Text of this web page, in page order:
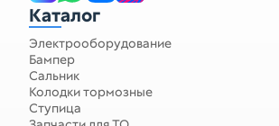
Каталог
Электрооборудование
Бампер
Сальник
Колодки тормозные
Ступица